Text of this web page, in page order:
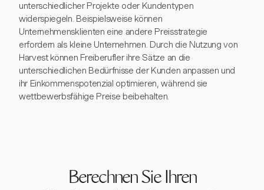
unterschiedlicher Projekte oder Kundentypen
widerspiegeln. Beispielsweise können
Unternehmensklienten eine andere Preisstrategie
erfordern als kleine Unternehmen. Durch die Nutzung von
Harvest können Freiberufler ihre Sätze an die
unterschiedlichen Bedürfnisse der Kunden anpassen und
ihr Einkommenspotenzial optimieren, während sie
wettbewerbsfähige Preise beibehalten.
Berechnen Sie Ihren